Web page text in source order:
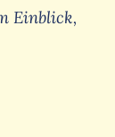
Einblick,